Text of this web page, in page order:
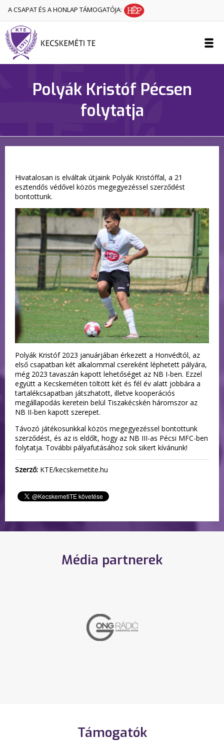
A CSAPAT ÉS A HONLAP TÁMOGATÓJA:
Polyák Kristóf Pécsen
folytatja
Hivatalosan is elváltak útjaink Polyák Kristóffal, a 21
esztendős védővel közös megegyezéssel szerződést
bontottunk.
Polyák Kristóf 2023 januárjában érkezett a Honvédtól, az
első csapatban két alkalommal csereként léphetett pályára,
még 2023 tavaszán kapott lehetőséget az NB I-ben. Ezzel
együtt a Kecskeméten töltött két és fél év alatt jobbára a
tartalékcsapatban játszhatott, illetve kooperációs
megállapodás keretein belül Tiszakécskén háromszor az
NB II-ben kapott szerepet.
Távozó játékosunkkal közös megegyezéssel bontottunk
szerződést, és az is eldőlt, hogy az NB III-as Pécsi MFC-ben
folytatja. További pályafutásához sok sikert kívánunk!
Szerző: KTE/kecskemetite.hu
Média partnerek
Támogatók